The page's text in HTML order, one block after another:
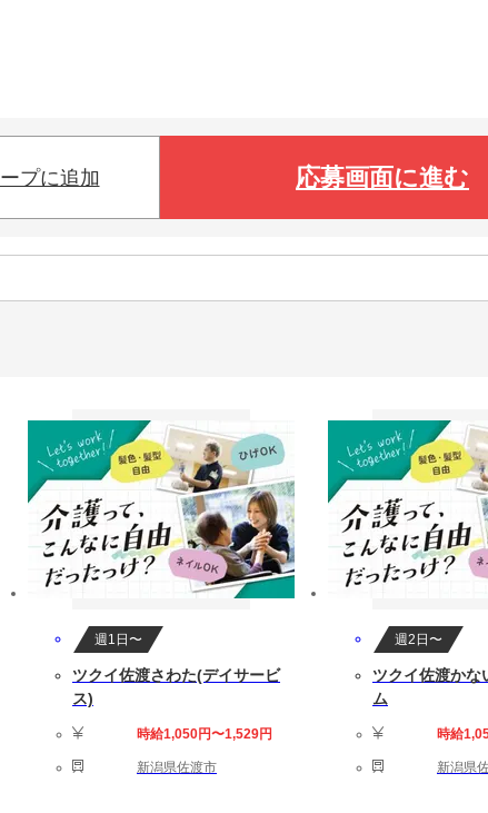
プに追加 応募画面に進む
週1日〜
ツクイ佐渡さわた(デイサービ
ス)
時給1,050円〜1,529円
新潟県佐渡市
週2日〜
ツクイ佐渡かな
ム
時給
新潟県